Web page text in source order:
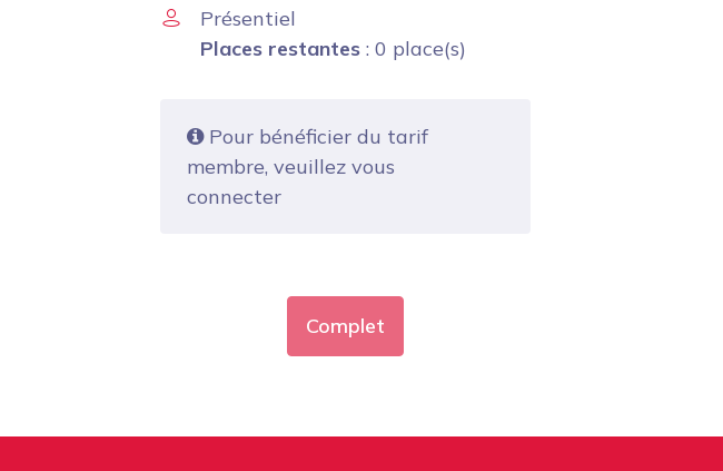
Présentiel
Places restantes : 0 place(s)
Pour bénéficier du tarif
membre, veuillez vous
connecter
Complet